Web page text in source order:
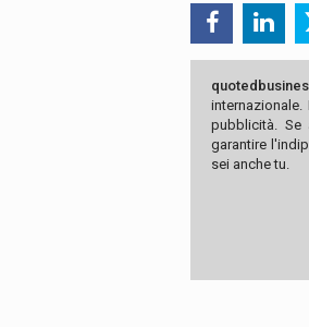
pubblicità. Se
garantire
sei anche tu.